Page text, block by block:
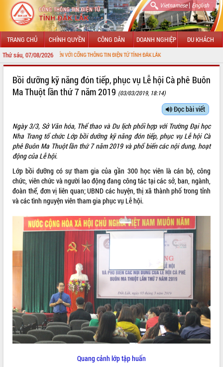
Vietnamese| English
TRANG CHỦ CHÍNH QUYỀN CÔNG DÂN DOANH NGHIỆP DU KHÁCH
Thứ sáu, 07/08/2026
MỪNG ĐẾN VỚI CỔNG THÔNG TIN ĐIỆN TỬ TỈNH ĐẮK LẮK
LÃNH ĐẠO UBND TỈNH
SỞ, BAN, NGÀNH
UBND CÁC XÃ, PHƯỜNG
THÔNG TIN CHỈ ĐẠO ĐIỀU HÀNH
HỆ THỐNG VĂN BẢN
VĂN BẢN HĐND TỈNH
ĐIỂM TIN VĂN BẢN
Bồi dưỡng kỹ năng đón tiếp, phục vụ Lễ hội Cà phê Buôn
Ma Thuột lần thứ 7 năm 2019 (03/03/2019, 18:14)
Đọc bài viết
Ngày 3/3, Sở Văn hóa, Thể thao và Du lịch phối hợp với Trường Đại học
Nha Trang tổ chức Lớp bồi dưỡng kỹ năng đón tiếp, phục vụ Lễ hội Cà
phê Buôn Ma Thuột lần thứ 7 năm 2019 và phổ biến các nội dung, hoạt
động của Lễ hội.
Lớp bồi dưỡng có sự tham gia của gần 300 học viên là cán bộ, công
chức, viên chức và người lao động đang công tác tại các sở, ban, ngành,
đoàn thể, đơn vị liên quan; UBND các huyện, thị xã thành phố trong tỉnh
và các tình nguyện viên tham gia phục vụ Lễ hội.
Quang cảnh lớp tập huấn